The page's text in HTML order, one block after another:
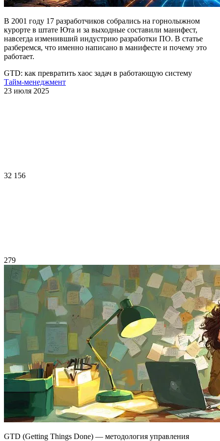
В 2001 году 17 разработчиков собрались на горнолыжном
курорте в штате Юта и за выходные составили манифест,
навсегда изменивший индустрию разработки ПО. В статье
разберемся, что именно написано в манифесте и почему это
работает.
GTD: как превратить хаос задач в работающую систему
Тайм-менеджмент
23 июля 2025
32 156
279
GTD (Getting Things Done) — методология управления